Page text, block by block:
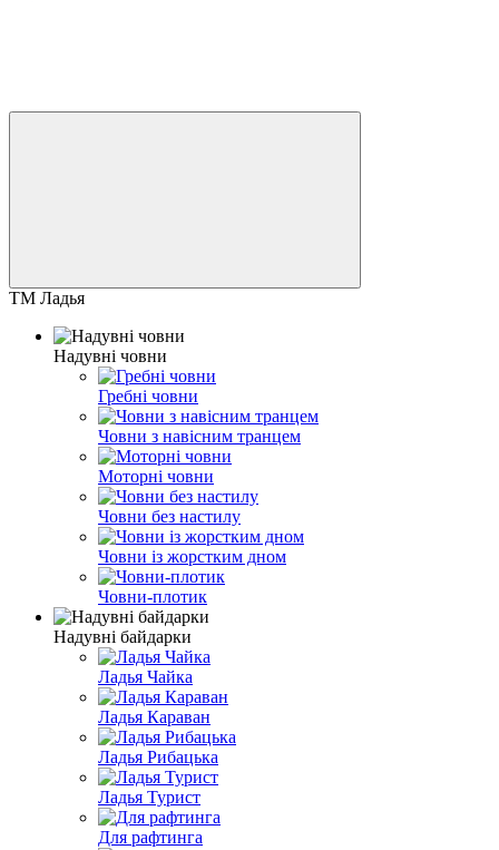
ТМ Ладья
Надувні човни
Гребні човни
Човни з навісним транцем
Моторні човни
Човни без настилу
Човни із жорстким дном
Човни-плотик
Надувні байдарки
Ладья Чайка
Ладья Караван
Ладья Рибацька
Ладья Турист
Для рафтинга